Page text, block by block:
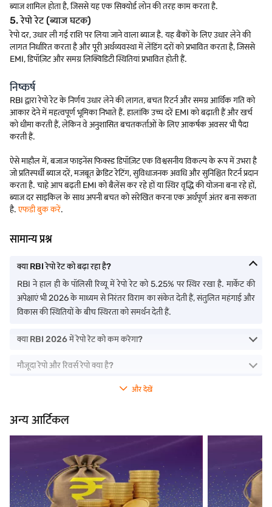
ब्याज शामिल होता है, जिससे यह एक सिक्योर्ड लोन की तरह काम करता है.
5. रेपो रेट (ब्याज घटक)
रेपो दर, उधार ली गई राशि पर लिया जाने वाला ब्याज है. यह बैंकों के लिए उधार लेने की
लागत निर्धारित करता है और पूरी अर्थव्यवस्था में लेंडिंग दरों को प्रभावित करता है, जिससे
EMI, डिपॉज़िट और समग्र लिक्विडिटी स्थितियां प्रभावित होती हैं.
निष्कर्ष
RBI द्वारा रेपो रेट के निर्णय उधार लेने की लागत, बचत रिटर्न और समग्र आर्थिक गति को
आकार देने में महत्वपूर्ण भूमिका निभाते हैं. हालांकि उच्च दरें EMI को बढ़ाती हैं और खर्च
को धीमा करती हैं, लेकिन वे अनुशासित बचतकर्ताओं के लिए आकर्षक अवसर भी पैदा
करती हैं.
ऐसे माहौल में, बजाज फाइनेंस फिक्स्ड डिपॉज़िट एक विश्वसनीय विकल्प के रूप में उभरा है
जो प्रतिस्पर्धी ब्याज दरें, मजबूत क्रेडिट रेटिंग, सुविधाजनक अवधि और सुनिश्चित रिटर्न प्रदान
करता है. चाहे आप बढ़ती EMI को बैलेंस कर रहे हों या स्थिर वृद्धि की योजना बना रहे हों,
ब्याज दर साइकिल के साथ अपनी बचत को संरेखित करना एक अर्थपूर्ण अंतर बना सकता
है.एफडी बुक करें.
सामान्य प्रश्न
क्या RBI रेपो रेट को बढ़ा रहा है?
RBI ने हाल ही के पॉलिसी रिव्यू में रेपो रेट को 5.25% पर स्थिर रखा है. मार्केट की
अपेक्षाएं भी 2026 के माध्यम से निरंतर विराम का संकेत देती हैं, संतुलित महंगाई और
विकास की स्थितियों के बीच स्थिरता को समर्थन देती हैं.
क्या RBI 2026 में रेपो रेट को कम करेगा?
मौजूदा रेपो और रिवर्स रेपो क्या है?
और देखें
अन्य आर्टिकल